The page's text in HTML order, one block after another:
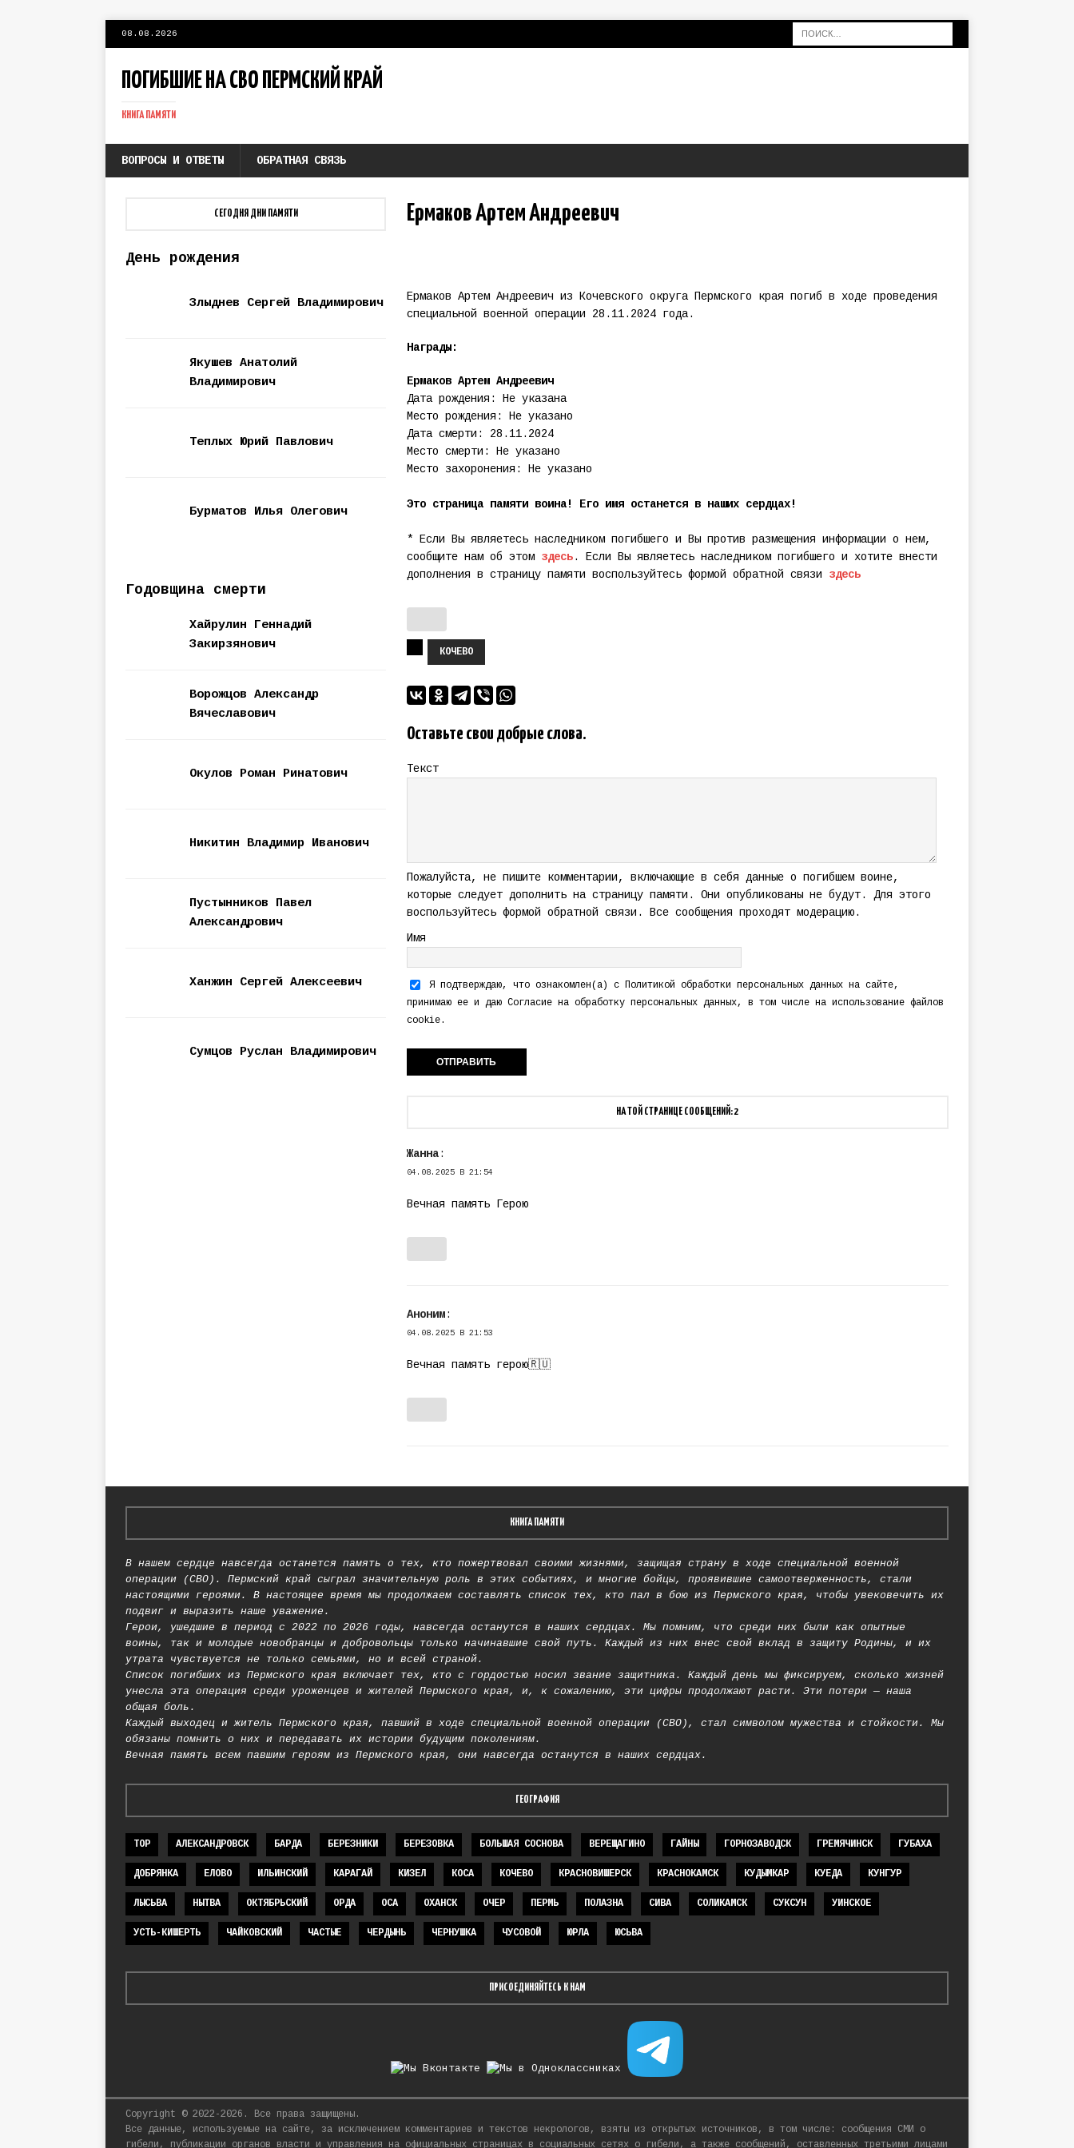
08.08.2026
ПОГИБШИЕ НА СВО ПЕРМСКИЙ КРАЙ
КНИГА ПАМЯТИ
ВОПРОСЫ И ОТВЕТЫ ОБРАТНАЯ СВЯЗЬ
Ермаков Артем Андреевич
Ермаков Артем Андреевич из Кочевского округа Пермского края погиб в ходе проведения
специальной военной операции 28.11.2024 года.
Награды:
Ермаков Артем Андреевич
Дата рождения: Не указана
Место рождения: Не указано
Дата смерти: 28.11.2024
Место смерти: Не указано
Место захоронения: Не указано
Это страница памяти воина! Его имя останется в наших сердцах!
* Если Вы являетесь наследником погибшего и Вы против размещения информации о нем,
сообщите нам об этом здесь. Если Вы являетесь наследником погибшего и хотите внести
дополнения в страницу памяти воспользуйтесь формой обратной связи здесь
КОЧЕВО
Оставьте свои добрые слова.
Текст
Пожалуйста, не пишите комментарии, включающие в себя данные о погибшем воине,
которые следует дополнить на страницу памяти. Они опубликованы не будут. Для этого
воспользуйтесь формой обратной связи. Все сообщения проходят модерацию.
Имя
Я подтверждаю, что ознакомлен(а) с Политикой обработки персональных данныхна сайте,
принимаю ее и даю Согласие на обработку персональных данных, в том числе на использование файлов
cookie.
НА ТОЙ СТРАНИЦЕ СООБЩЕНИЙ: 2
Жанна:
04.08.2025 В 21:54
Вечная память Герою
Аноним:
04.08.2025 В 21:53
Вечная память герою🇷🇺
СЕГОДНЯ ДНИ ПАМЯТИ
День рождения
Злыднев Сергей Владимирович
Якушев Анатолий
Владимирович
Теплых Юрий Павлович
Бурматов Илья Олегович
Годовщина смерти
Хайрулин Геннадий
Закирзянович
Ворожцов Александр
Вячеславович
Окулов Роман Ринатович
Никитин Владимир Иванович
Пустынников Павел
Александрович
Ханжин Сергей Алексеевич
Сумцов Руслан Владимирович
КНИГА ПАМЯТИ
В нашем сердце навсегда останется память о тех, кто пожертвовал своими жизнями, защищая страну в ходе специальной военной
операции (СВО). Пермский край сыграл значительную роль в этих событиях, и многие бойцы, проявившие самоотверженность, стали
настоящими героями. В настоящее время мы продолжаем составлять список тех, кто пал в бою из Пермского края, чтобы увековечить их
подвиг и выразить наше уважение.
Герои, ушедшие в период с 2022 по 2026 годы, навсегда останутся в наших сердцах. Мы помним, что среди них были как опытные
воины, так и молодые новобранцы и добровольцы только начинавшие свой путь. Каждый из них внес свой вклад в защиту Родины, и их
утрата чувствуется не только семьями, но и всей страной.
Список погибших из Пермского края включает тех, кто с гордостью носил звание защитника. Каждый день мы фиксируем, сколько жизней
унесла эта операция среди уроженцев и жителей Пермского края, и, к сожалению, эти цифры продолжают расти. Эти потери — наша
общая боль.
Каждый выходец и житель Пермского края, павший в ходе специальной военной операции (СВО), стал символом мужества и стойкости. Мы
обязаны помнить о них и передавать их истории будущим поколениям.
Вечная память всем павшим героям из Пермского края, они навсегда останутся в наших сердцах.
ГЕОГРАФИЯ
TOP АЛЕКСАНДРОВСК БАРДА БЕРЕЗНИКИ БЕРЕЗОВКА БОЛЬШАЯ СОСНОВА ВЕРЕЩАГИНО ГАЙНЫ ГОРНОЗАВОДСК ГРЕМЯЧИНСК ГУБАХА
ДОБРЯНКА ЕЛОВО ИЛЬИНСКИЙ КАРАГАЙ КИЗЕЛ КОСА КОЧЕВО КРАСНОВИШЕРСК КРАСНОКАМСК КУДЫМКАР КУЕДА КУНГУР
ЛЫСЬВА НЫТВА ОКТЯБРЬСКИЙ ОРДА ОСА ОХАНСК ОЧЕР ПЕРМЬ ПОЛАЗНА СИВА СОЛИКАМСК СУКСУН УИНСКОЕ
УСТЬ-КИШЕРТЬ ЧАЙКОВСКИЙ ЧАСТЫЕ ЧЕРДЫНЬ ЧЕРНУШКА ЧУСОВОЙ ЮРЛА ЮСЬВА
ПРИСОЕДИНЯЙТЕСЬ К НАМ
Copyright © 2022-2026. Все права защищены.
Все данные, используемые на сайте, за исключением комментариев и текстов некрологов, взяты из открытых источников, в том числе: сообщения СМИ о
гибели, публикации органов власти и управления на официальных страницах в социальных сетях о гибели, а также сообщений, оставленных третьими лицами